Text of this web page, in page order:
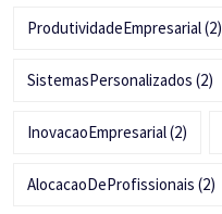
ProdutividadeEmpresarial(2)
SistemasPersonalizados (2)
InovacaoEmpresarial(2)
AlocacaoDeProfissionais (2)